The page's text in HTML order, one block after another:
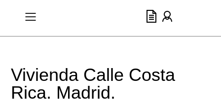
Vivienda Calle Costa
Rica. Madrid.